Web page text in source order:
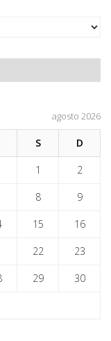
agosto 2026
S D
1 2
8 9
15 16
22 23
29 30